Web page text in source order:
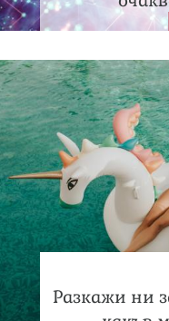
Разкажи ни